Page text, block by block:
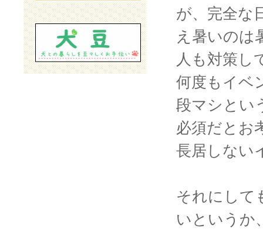
が、完全な
え暑いのは
人も対策し
何度もイベ
段マシとい
必須だとお
長居しない
それにして
いというか